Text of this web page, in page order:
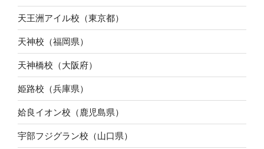
天王洲アイル校（東京都）
天神校（福岡県）
天神橋校（大阪府）
姫路校（兵庫県）
姶良イオン校（鹿児島県）
宇部フジグラン校（山口県）